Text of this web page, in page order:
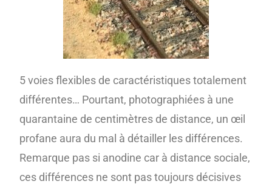
5 voies flexibles de caractéristiques totalement
différentes… Pourtant, photographiées à une
quarantaine de centimètres de distance, un œil
profane aura du mal à détailler les différences.
Remarque pas si anodine car à distance sociale,
ces différences ne sont pas toujours décisives